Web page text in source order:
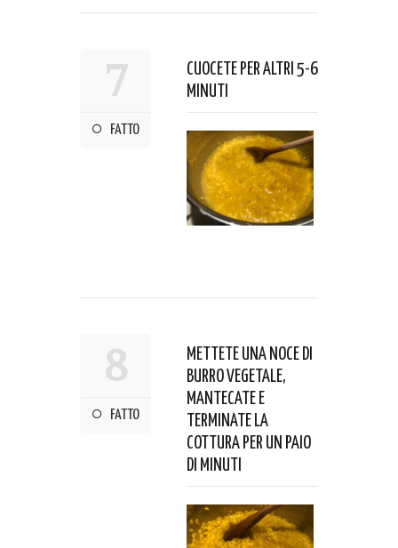
7
FATTO
CUOCETE PER ALTRI 5-6
MINUTI
8
FATTO
METTETE UNA NOCE DI
BURRO VEGETALE,
MANTECATE E
TERMINATE LA
COTTURA PER UN PAIO
DI MINUTI